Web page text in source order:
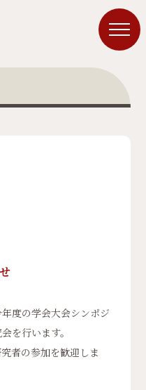
度の学会大会シンポジ
を行います。
者の参加を歓迎しま